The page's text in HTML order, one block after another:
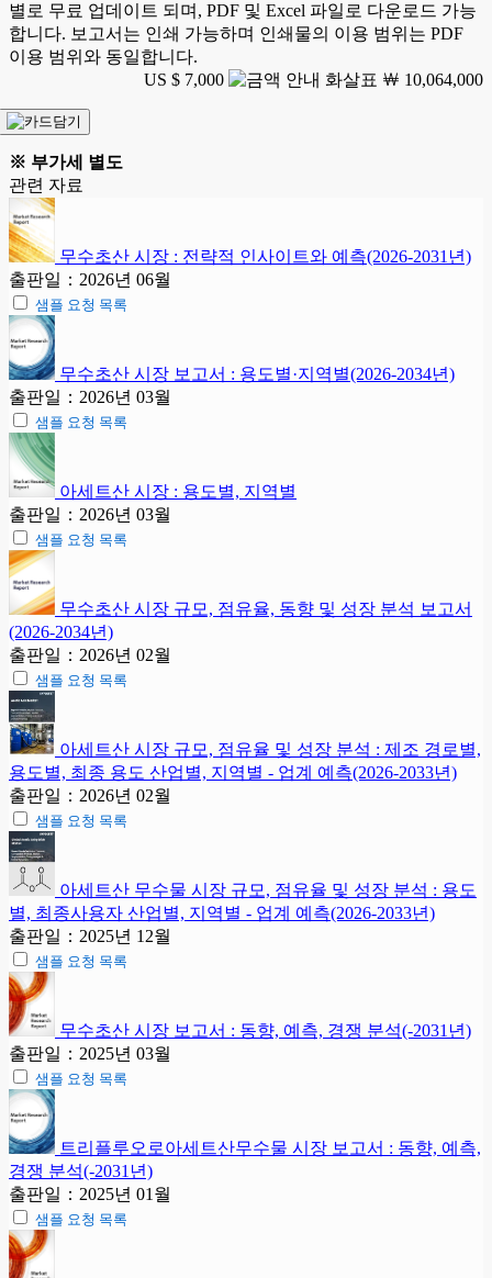
별로 무료 업데이트 되며, PDF 및 Excel 파일로 다운로드 가능
합니다. 보고서는 인쇄 가능하며 인쇄물의 이용 범위는 PDF
이용 범위와 동일합니다.
US $ 7,000
￦ 10,064,000
※ 부가세 별도
관련 자료
무수초산 시장 : 전략적 인사이트와 예측(2026-2031년)
출판일：2026년 06월
샘플 요청 목록
무수초산 시장 보고서 : 용도별·지역별(2026-2034년)
출판일：2026년 03월
샘플 요청 목록
아세트산 시장 : 용도별, 지역별
출판일：2026년 03월
샘플 요청 목록
무수초산 시장 규모, 점유율, 동향 및 성장 분석 보고서
(2026-2034년)
출판일：2026년 02월
샘플 요청 목록
아세트산 시장 규모, 점유율 및 성장 분석 : 제조 경로별,
용도별, 최종 용도 산업별, 지역별 - 업계 예측(2026-2033년)
출판일：2026년 02월
샘플 요청 목록
아세트산 무수물 시장 규모, 점유율 및 성장 분석 : 용도
별, 최종사용자 산업별, 지역별 - 업계 예측(2026-2033년)
출판일：2025년 12월
샘플 요청 목록
무수초산 시장 보고서 : 동향, 예측, 경쟁 분석(-2031년)
출판일：2025년 03월
샘플 요청 목록
트리플루오로아세트산무수물 시장 보고서 : 동향, 예측,
경쟁 분석(-2031년)
출판일：2025년 01월
샘플 요청 목록